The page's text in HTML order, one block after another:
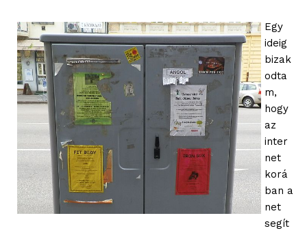
Egy
ideig
bizak
odta
m,
hogy
az
inter
net
korá
ban a
net
segít